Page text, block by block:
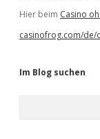
Hier beim Casino
casinofrog.com/de/
Im Blog suchen